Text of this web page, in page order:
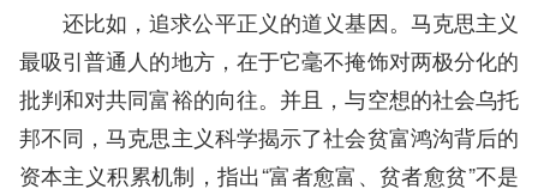
还比如，追求公平正义的道义基因。马克思主义
最吸引普通人的地方，在于它毫不掩饰对两极分化的
批判和对共同富裕的向往。并且，与空想的社会乌托
邦不同，马克思主义科学揭示了社会贫富鸿沟背后的
资本主义积累机制，指出“富者愈富、贫者愈贫”不是